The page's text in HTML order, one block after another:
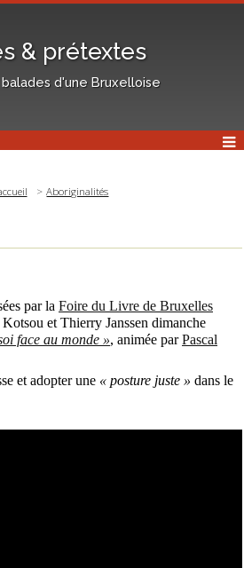
& prétextes
d'une Bruxelloise
Aboriginalités
par la Foire du Livre de Bruxelles
et Thierry Janssen dimanche
face au monde », animée parPascal
et adopter une « posture juste » dans le